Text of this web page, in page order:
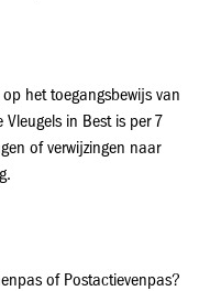
het toegangsbewijs van
in Best is per 7
of verwijzingen naar
of Postactievenpas?